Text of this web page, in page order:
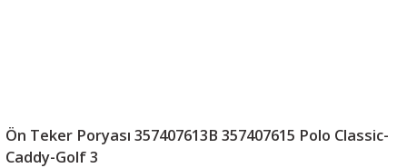
Ön Teker Poryası 357407613B 357407615 Polo Classic-
Caddy-Golf 3